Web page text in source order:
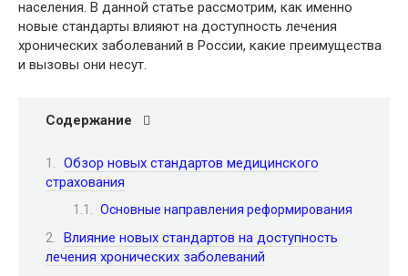
населения. В данной статье рассмотрим, как именно
новые стандарты влияют на доступность лечения
хронических заболеваний в России, какие преимущества
и вызовы они несут.
Содержание
Обзор новых стандартов медицинского
страхования
Основные направления реформирования
Влияние новых стандартов на доступность
лечения хронических заболеваний